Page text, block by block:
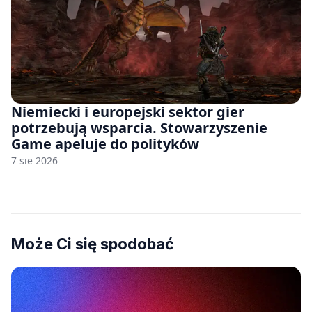
Niemiecki i europejski sektor gier
potrzebują wsparcia. Stowarzyszenie
Game apeluje do polityków
7 sie 2026
Może Ci się spodobać